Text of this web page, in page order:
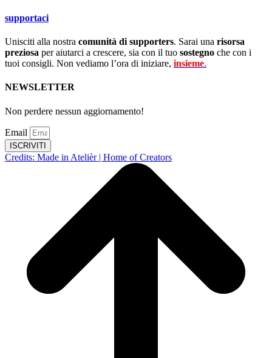
supportaci
Unisciti alla nostra comunità di supporters. Sarai una risorsa
preziosa per aiutarci a crescere, sia con il tuo sostegno che con i
tuoi consigli. Non vediamo l’ora di iniziare, insieme.
NEWSLETTER
Non perdere nessun aggiornamento!
Email
ISCRIVITI
Credits: Made in Atelièr | Home of Creators